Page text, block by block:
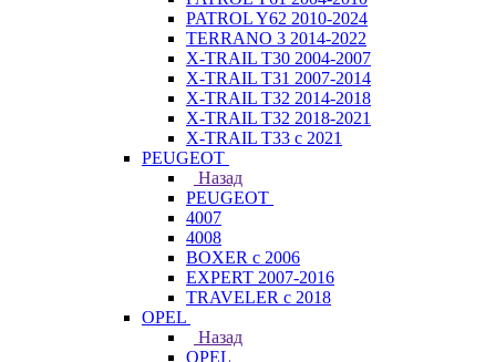
PATROL Y62 2010-2024
TERRANO 3 2014-2022
X-TRAIL T30 2004-2007
X-TRAIL T31 2007-2014
X-TRAIL T32 2014-2018
X-TRAIL T32 2018-2021
X-TRAIL T33 с 2021
PEUGEOT
Назад
PEUGEOT
4007
4008
BOXER с 2006
EXPERT 2007-2016
TRAVELER с 2018
OPEL
Назад
OPEL